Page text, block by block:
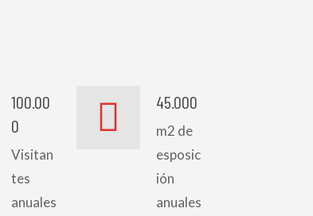
100.00
0
Visitan
tes
anuales
45.000
m2 de
esposic
ión
anuales